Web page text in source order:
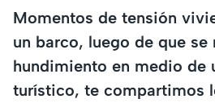
Momentos de tensión
un barco, luego de que se
hundimiento en medio de
turístico, te compartimos